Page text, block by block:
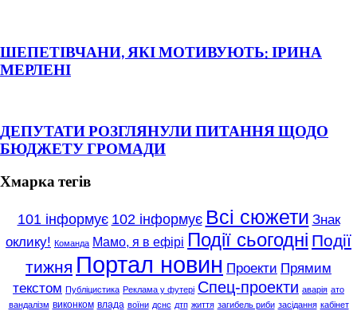
ШЕПЕТІВЧАНИ, ЯКІ МОТИВУЮТЬ: ІРИНА
МЕРЛЕНІ
ДЕПУТАТИ РОЗГЛЯНУЛИ ПИТАННЯ ЩОДО
БЮДЖЕТУ ГРОМАДИ
Хмарка тегів
101 інформує 102 інформує Всі сюжети Знак
оклику! Команда Мамо, я в ефірі Події сьогодні Події
тижня Портал новин Проекти Прямим
текстом Публіцистика Реклама у футері Спец-проекти аварія ато
вандалізм виконком влада воїни дснс дтп життя загибель риби засідання кабінет